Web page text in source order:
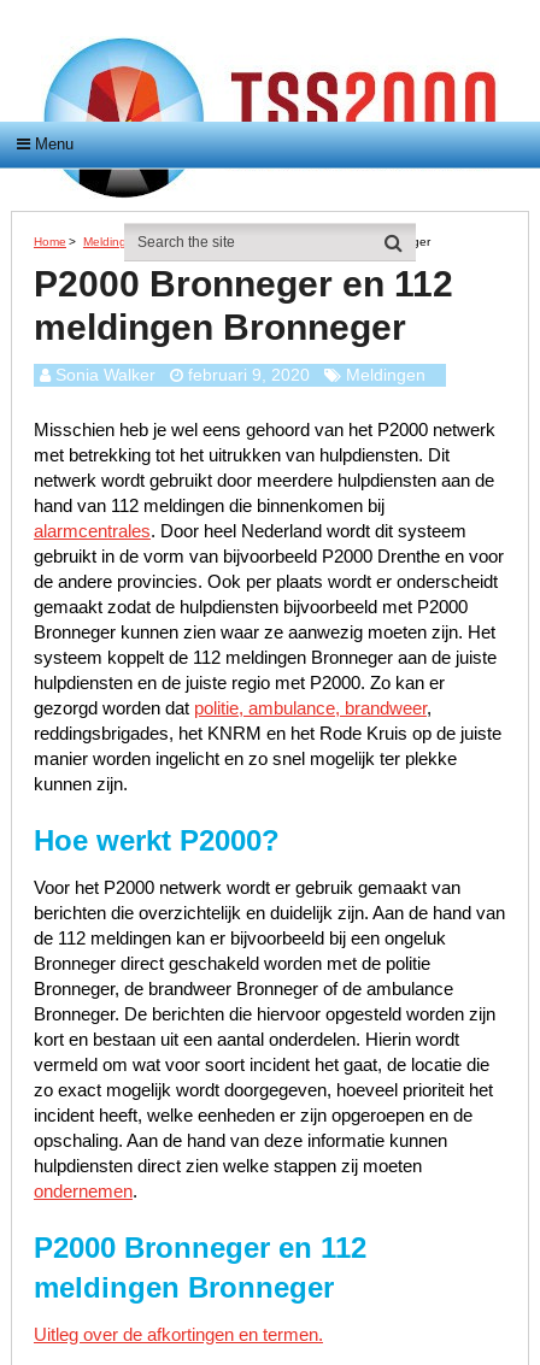
Menu
Home > Meldingen > P2000 Bronneger En 112 Meldingen Bronneger
P2000 Bronneger en 112
meldingen Bronneger
Sonia Walker februari 9, 2020 Meldingen
Misschien heb je wel eens gehoord van het P2000 netwerk
met betrekking tot het uitrukken van hulpdiensten. Dit
netwerk wordt gebruikt door meerdere hulpdiensten aan de
hand van 112 meldingen die binnenkomen bij
alarmcentrales. Door heel Nederland wordt dit systeem
gebruikt in de vorm van bijvoorbeeld P2000 Drenthe en voor
de andere provincies. Ook per plaats wordt er onderscheidt
gemaakt zodat de hulpdiensten bijvoorbeeld met P2000
Bronneger kunnen zien waar ze aanwezig moeten zijn. Het
systeem koppelt de 112 meldingen Bronneger aan de juiste
hulpdiensten en de juiste regio met P2000. Zo kan er
gezorgd worden dat politie, ambulance, brandweer,
reddingsbrigades, het KNRM en het Rode Kruis op de juiste
manier worden ingelicht en zo snel mogelijk ter plekke
kunnen zijn.
Hoe werkt P2000?
Voor het P2000 netwerk wordt er gebruik gemaakt van
berichten die overzichtelijk en duidelijk zijn. Aan de hand van
de 112 meldingen kan er bijvoorbeeld bij een ongeluk
Bronneger direct geschakeld worden met de politie
Bronneger, de brandweer Bronneger of de ambulance
Bronneger. De berichten die hiervoor opgesteld worden zijn
kort en bestaan uit een aantal onderdelen. Hierin wordt
vermeld om wat voor soort incident het gaat, de locatie die
zo exact mogelijk wordt doorgegeven, hoeveel prioriteit het
incident heeft, welke eenheden er zijn opgeroepen en de
opschaling. Aan de hand van deze informatie kunnen
hulpdiensten direct zien welke stappen zij moeten
ondernemen.
P2000 Bronneger en 112
meldingen Bronneger
Uitleg over de afkortingen en termen.